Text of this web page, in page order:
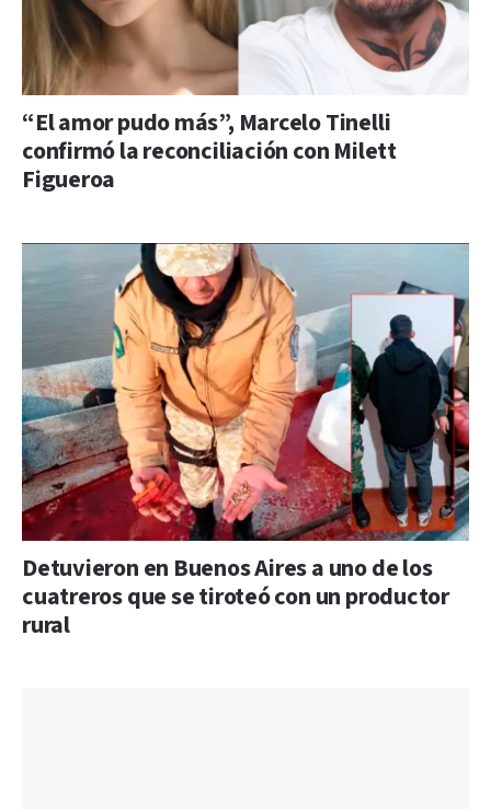
“El amor pudo más”, Marcelo Tinelli
confirmó la reconciliación con Milett
Figueroa
Detuvieron en Buenos Aires a uno de los
cuatreros que se tiroteó con un productor
rural